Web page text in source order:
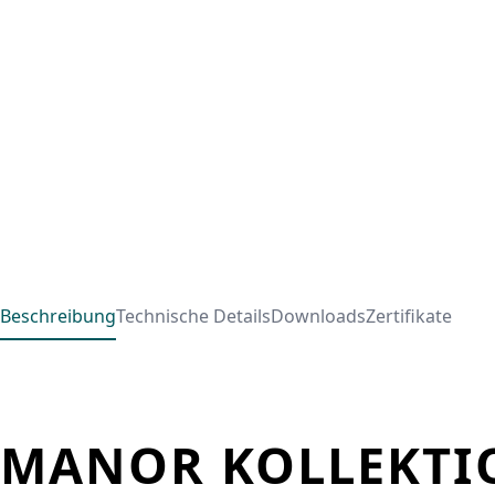
BeschreibungTechnische DetailsDownloadsZertifikate
MANOR